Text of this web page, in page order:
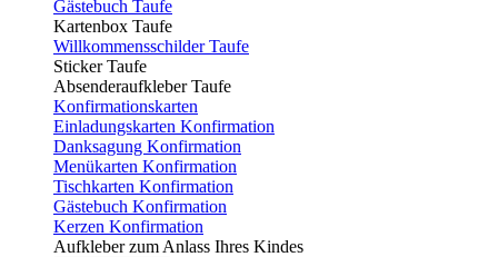
Gästebuch Taufe
Kartenbox Taufe
Willkommensschilder Taufe
Sticker Taufe
Absenderaufkleber Taufe
Konfirmationskarten
Einladungskarten Konfirmation
Danksagung Konfirmation
Menükarten Konfirmation
Tischkarten Konfirmation
Gästebuch Konfirmation
Kerzen Konfirmation
Aufkleber zum Anlass Ihres Kindes